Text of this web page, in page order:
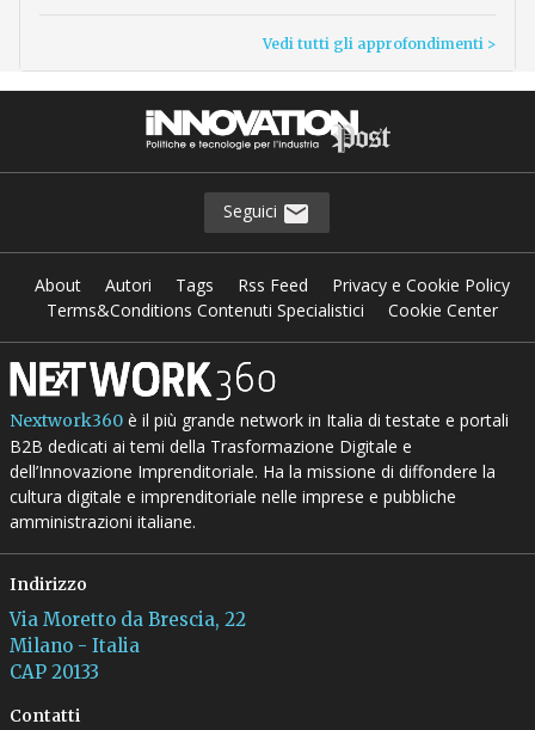
Vedi tutti gli approfondimenti >
Seguici
About Autori Tags Rss Feed
Privacy e Cookie Policy
Terms&Conditions Contenuti Specialistici
Cookie Center
Nextwork360è il più grande network in Italia di testate e portali
B2B dedicati ai temi della Trasformazione Digitale e
dell’Innovazione Imprenditoriale. Ha la missione di diffondere la
cultura digitale e imprenditoriale nelle imprese e pubbliche
amministrazioni italiane.
Indirizzo
Via Moretto da Brescia, 22
Milano - Italia
CAP 20133
Contatti